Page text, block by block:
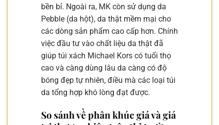
bền bỉ. Ngoài ra, MK còn sử dụng da
Pebble (da hột), da thật mềm mại cho
các dòng sản phẩm cao cấp hơn. Chính
việc đầu tư vào chất liệu da thật đã
giúp túi xách Michael Kors có tuổi thọ
cao và càng dùng lâu da càng có độ
bóng đẹp tự nhiên, điều mà các loại túi
da tổng hợp khó lòng đạt được.
So sánh về phân khúc giá và giá